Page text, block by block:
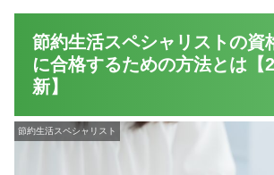
節約生活スペシャリストの資
に合格するための方法とは【
新】
節約生活スペシャリスト